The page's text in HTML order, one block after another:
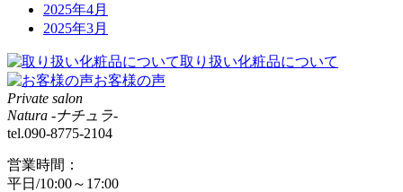
2025年4月
2025年3月
取り扱い化粧品について
お客様の声
Private salon
Natura -ナチュラ-
tel.090-8775-2104
営業時間：
平日/10:00～17:00